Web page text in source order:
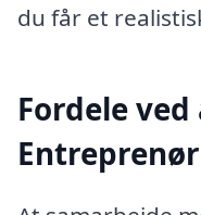
du får et
Fordele